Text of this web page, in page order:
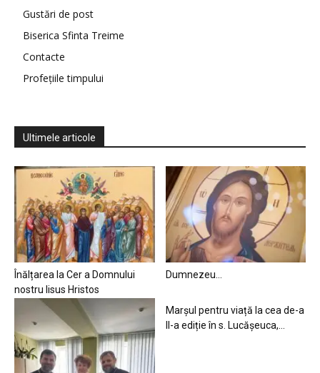
Gustări de post
Biserica Sfinta Treime
Contacte
Profețiile timpului
Ultimele articole
Înălțarea la Cer a Domnului
nostru Iisus Hristos
Dumnezeu…
Marșul pentru viață la cea de-a
II-a ediție în s. Lucășeuca,...